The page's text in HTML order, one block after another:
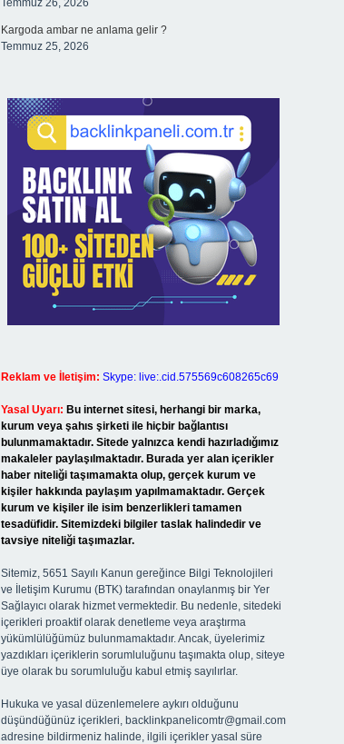
Temmuz 26, 2026
Kargoda ambar ne anlama gelir ?
Temmuz 25, 2026
Reklam ve İletişim: Skype: live:.cid.575569c608265c69
Yasal Uyarı: Bu internet sitesi, herhangi bir marka,
kurum veya şahıs şirketi ile hiçbir bağlantısı
bulunmamaktadır. Sitede yalnızca kendi hazırladığımız
makaleler paylaşılmaktadır. Burada yer alan içerikler
haber niteliği taşımamakta olup, gerçek kurum ve
kişiler hakkında paylaşım yapılmamaktadır. Gerçek
kurum ve kişiler ile isim benzerlikleri tamamen
tesadüfidir. Sitemizdeki bilgiler taslak halindedir ve
tavsiye niteliği taşımazlar.
Sitemiz, 5651 Sayılı Kanun gereğince Bilgi Teknolojileri
ve İletişim Kurumu (BTK) tarafından onaylanmış bir Yer
Sağlayıcı olarak hizmet vermektedir. Bu nedenle, sitedeki
içerikleri proaktif olarak denetleme veya araştırma
yükümlülüğümüz bulunmamaktadır. Ancak, üyelerimiz
yazdıkları içeriklerin sorumluluğunu taşımakta olup, siteye
üye olarak bu sorumluluğu kabul etmiş sayılırlar.
Hukuka ve yasal düzenlemelere aykırı olduğunu
düşündüğünüz içerikleri, backlinkpanelicomtr@gmail.com
adresine bildirmeniz halinde, ilgili içerikler yasal süre